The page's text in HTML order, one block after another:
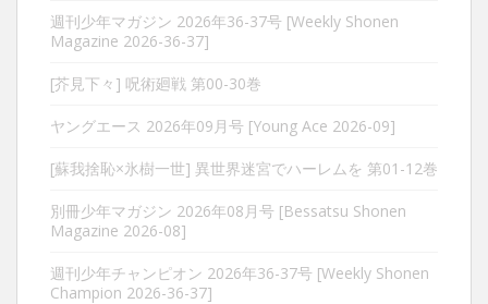
週刊少年マガジン 2026年36-37号 [Weekly Shonen
Magazine 2026-36-37]
[芥見下々] 呪術廻戦 第00-30巻
ヤングエース 2026年09月号 [Young Ace 2026-09]
[蘇我捨恥×氷樹一世] 異世界迷宮でハーレムを 第01-12巻
別冊少年マガジン 2026年08月号 [Bessatsu Shonen
Magazine 2026-08]
週刊少年チャンピオン 2026年36-37号 [Weekly Shonen
Champion 2026-36-37]